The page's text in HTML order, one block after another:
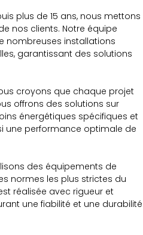
plus de 15 ans, nous mettons
nos clients. Notre équipe
nombreuses installations
garantissant des solutions
croyons que chaque projet
offrons des solutions sur
énergétiques spécifiques et
une performance optimale de
des équipements de
normes les plus strictes du
réalisée avec rigueur et
une fiabilité et une durabilité